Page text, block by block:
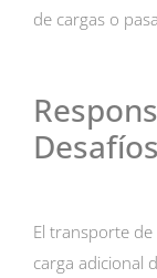
de cargas o
El transporte de
carga adicional